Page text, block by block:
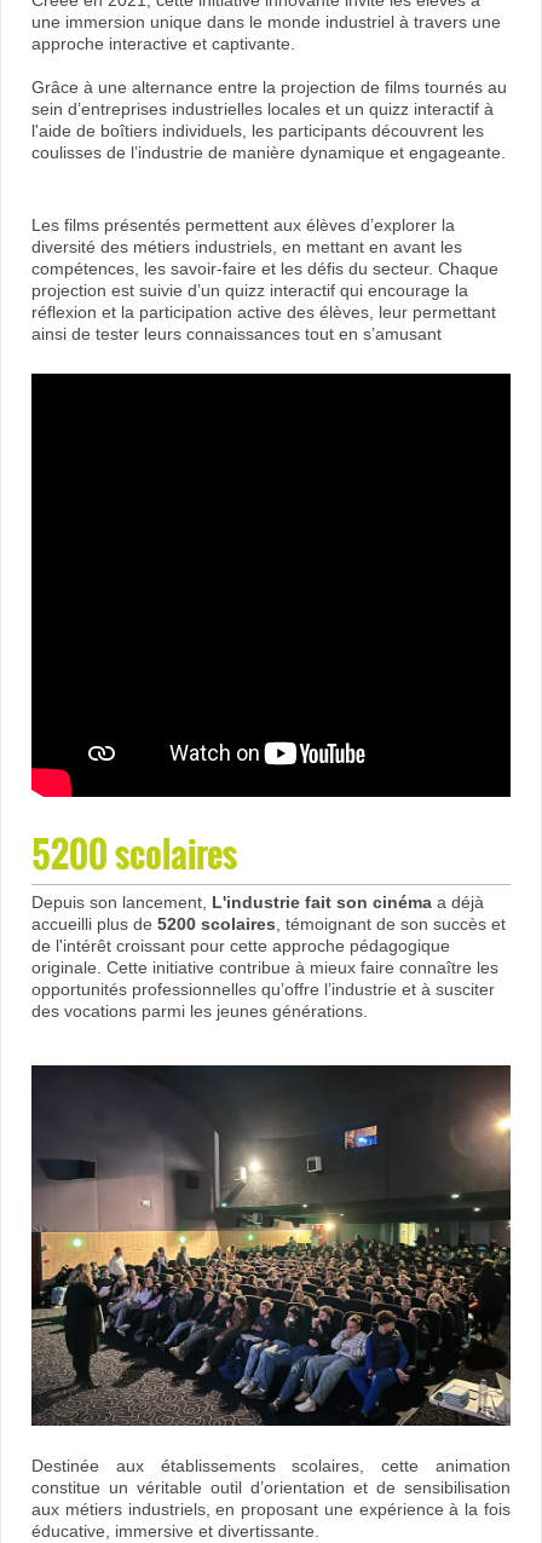
une immersion unique dans le monde industriel à travers une
approche interactive et captivante.
Grâce à une alternance entre la projection de films tournés au
sein d’entreprises industrielles locales et un quizz interactif à
l'aide de boîtiers individuels, les participants découvrent les
coulisses de l’industrie de manière dynamique et engageante.
Les films présentés permettent aux élèves d’explorer la
diversité des métiers industriels, en mettant en avant les
compétences, les savoir-faire et les défis du secteur. Chaque
projection est suivie d’un quizz interactif qui encourage la
réflexion et la participation active des élèves, leur permettant
ainsi de tester leurs connaissances tout en s’amusant
5200 scolaires
Depuis son lancement, L'industrie fait son cinéma a déjà
accueilli plus de 5200 scolaires , témoignant de son succès et
de l'intérêt croissant pour cette approche pédagogique
originale. Cette initiative contribue à mieux faire connaître les
opportunités professionnelles qu’offre l’industrie et à susciter
des vocations parmi les jeunes générations.
Destinée aux établissements scolaires, cette animation
constitue un véritable outil d’orientation et de sensibilisation
aux métiers industriels, en proposant une expérience à la fois
éducative, immersive et divertissante.